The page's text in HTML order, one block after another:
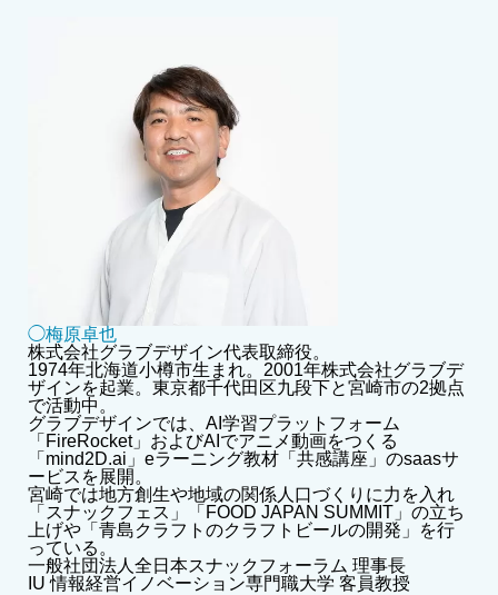
◯梅原卓也
株式会社グラブデザイン代表取締役。
1974年北海道小樽市生まれ。2001年株式会社グラブデ
ザインを起業。東京都千代田区九段下と宮崎市の2拠点
で活動中。
グラブデザインでは、AI学習プラットフォーム
「FireRocket」およびAIでアニメ動画をつくる
「mind2D.ai」eラーニング教材「共感講座」のsaasサ
ービスを展開。
宮崎では地方創生や地域の関係人口づくりに力を入れ
「スナックフェス」「FOOD JAPAN SUMMIT」の立ち
上げや「青島クラフトのクラフトビールの開発」を行
っている。
一般社団法人全日本スナックフォーラム 理事長
IU 情報経営イノベーション専門職大学 客員教授